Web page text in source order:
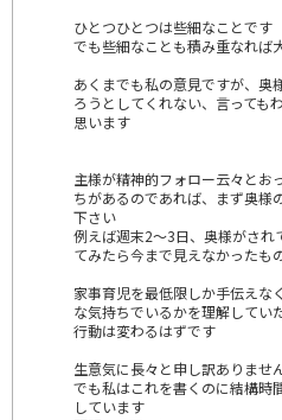
ひとつひとつは些細なことです
でも些細なことも積み重なれば
あくまでも私の意見ですが、奥
ろうとしてくれない、言っても
思います
主様が精神的フォロー云々とお
ちがあるのであれば、まず奥様
下さい
例えば週末2～3日、奥様がさ
てみたら今まで見えなかったも
家事育児を最低限しか手伝えな
な気持ちでいるかを理解してい
行動は変わるはずです
生意気に長々と申し訳ありませ
でも私はこれを書くのに結構時
しています